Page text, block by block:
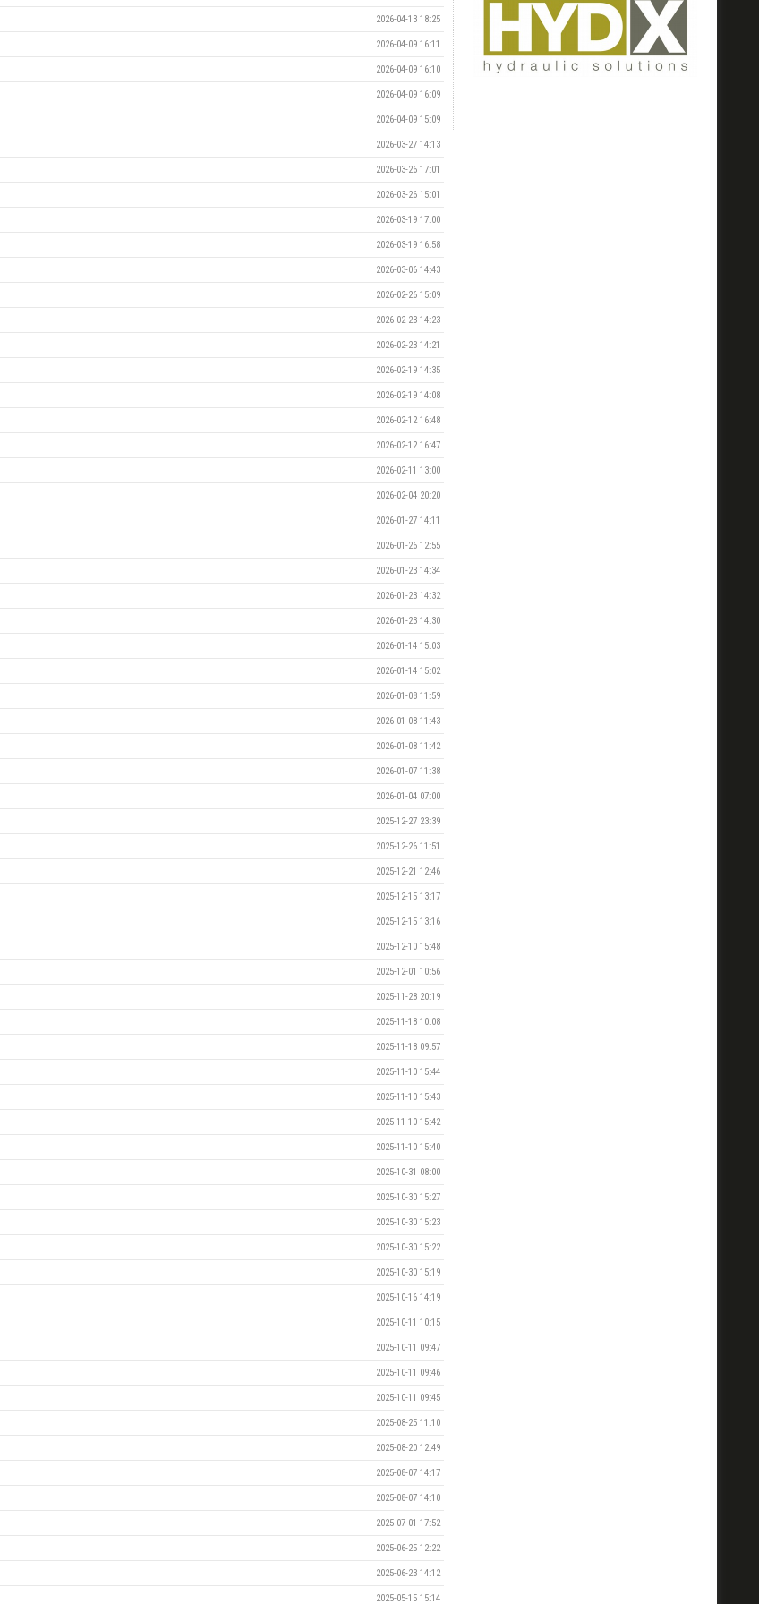
2026-04-13 18:25
2026-04-09 16:11
2026-04-09 16:10
2026-04-09 16:09
2026-04-09 15:09
2026-03-27 14:13
2026-03-26 17:01
2026-03-26 15:01
2026-03-19 17:00
2026-03-19 16:58
2026-03-06 14:43
2026-02-26 15:09
2026-02-23 14:23
2026-02-23 14:21
2026-02-19 14:35
2026-02-19 14:08
2026-02-12 16:48
2026-02-12 16:47
2026-02-11 13:00
2026-02-04 20:20
2026-01-27 14:11
2026-01-26 12:55
2026-01-23 14:34
2026-01-23 14:32
2026-01-23 14:30
2026-01-14 15:03
2026-01-14 15:02
2026-01-08 11:59
2026-01-08 11:43
2026-01-08 11:42
2026-01-07 11:38
2026-01-04 07:00
2025-12-27 23:39
2025-12-26 11:51
2025-12-21 12:46
2025-12-15 13:17
2025-12-15 13:16
2025-12-10 15:48
2025-12-01 10:56
2025-11-28 20:19
2025-11-18 10:08
2025-11-18 09:57
2025-11-10 15:44
2025-11-10 15:43
2025-11-10 15:42
2025-11-10 15:40
2025-10-31 08:00
2025-10-30 15:27
2025-10-30 15:23
2025-10-30 15:22
2025-10-30 15:19
2025-10-16 14:19
2025-10-11 10:15
2025-10-11 09:47
2025-10-11 09:46
2025-10-11 09:45
2025-08-25 11:10
2025-08-20 12:49
2025-08-07 14:17
2025-08-07 14:10
2025-07-01 17:52
2025-06-25 12:22
2025-06-23 14:12
2025-05-15 15:14